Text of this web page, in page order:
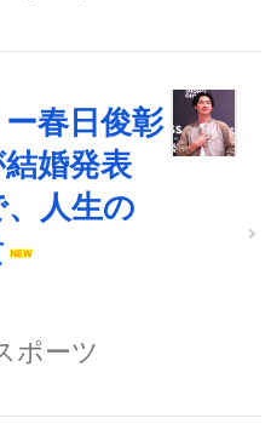
ー春日俊彰
婚発表
、人生の
ポーツ